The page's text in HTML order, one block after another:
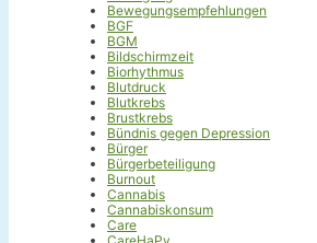
Bewegungsempfehlungen
BGF
BGM
Bildschirmzeit
Biorhythmus
Blutdruck
Blutkrebs
Brustkrebs
Bündnis gegen Depression
Bürger
Bürgerbeteiligung
Burnout
Cannabis
Cannabiskonsum
Care